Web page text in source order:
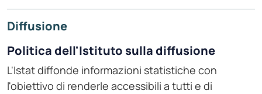
Diffusione
Politica dell'Istituto sulla diffusione
L'Istat diffonde informazioni statistiche con
l'obiettivo di renderle accessibili a tutti e di